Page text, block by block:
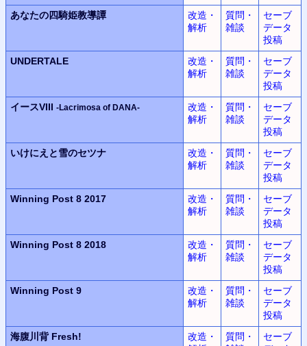
あなたの四騎姫教導譚
改造・
解析
質問・
雑談
セーブ
データ
投稿
UNDERTALE
改造・
解析
質問・
雑談
セーブ
データ
投稿
イースVIII -Lacrimosa of DANA-
改造・
解析
質問・
雑談
セーブ
データ
投稿
いけにえと雪のセツナ
改造・
解析
質問・
雑談
セーブ
データ
投稿
Winning Post 8 2017
改造・
解析
質問・
雑談
セーブ
データ
投稿
Winning Post 8 2018
改造・
解析
質問・
雑談
セーブ
データ
投稿
Winning Post 9
改造・
解析
質問・
雑談
セーブ
データ
投稿
海腹川背 Fresh!
改造・
質問・
セーブ